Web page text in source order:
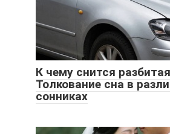
К чему снится
Толкование сна в
сонниках